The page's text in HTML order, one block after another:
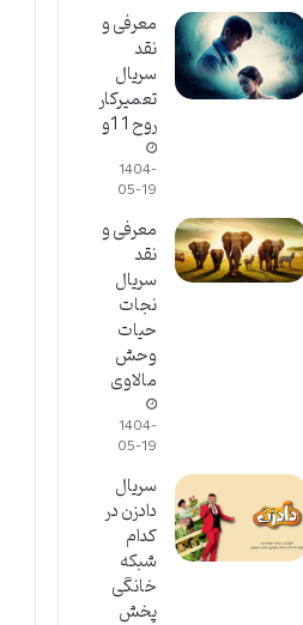
معرفی و
نقد
سریال
تعمیرکار
روح 1 1و
1404-
05-19
معرفی و
نقد
سریال
نجات
حیات
وحش
مالاوی
1404-
05-19
سریال
دادزن در
کدام
شبکه
خانگی
پخش